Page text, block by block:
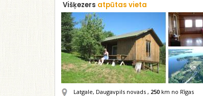
Višķezers atpūtas vieta
Latgale, Daugavpils novads , 250km no Rīgas